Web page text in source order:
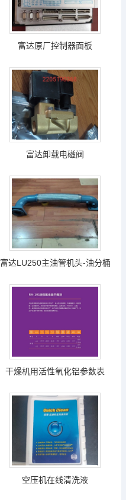
富达原厂控制器面板
富达卸载电磁阀
富达LU250主油管机头-油分桶
干燥机用活性氧化铝参数表
空压机在线清洗液